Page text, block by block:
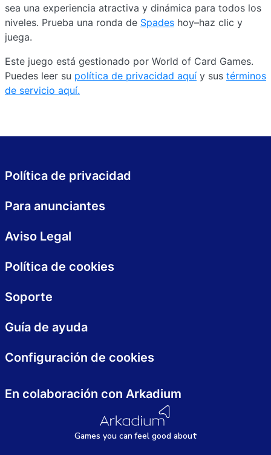
sea una experiencia atractiva y dinámica para todos los
niveles. Prueba una ronda de Spades hoy–haz clic y
juega.
Este juego está gestionado por World of Card Games.
Puedes leer su política de privacidad aquí y sus términos
de servicio aquí.
En colaboración con Arkadium
Games you canfeel good about
Política de privacidad
Aviso Legal
Soporte
Para anunciantes
Política de cookies
Guía de ayuda
Configuración de cookies